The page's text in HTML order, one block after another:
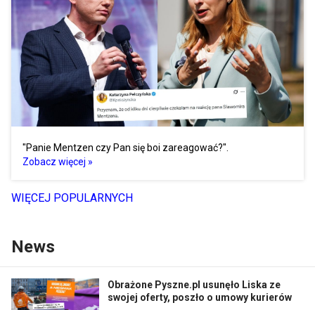
"Panie Mentzen czy Pan się boi zareagować?".
Zobacz więcej »
WIĘCEJ POPULARNYCH
News
Obrażone Pyszne.pl usunęło Liska ze
swojej oferty, poszło o umowy kurierów